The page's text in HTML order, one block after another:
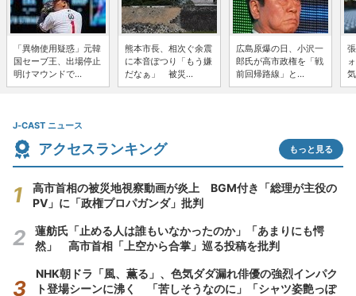
「異物使用疑惑」元韓
国セーブ王、出場停止
明けマウンドで...
熊本市長、相次ぐ余震
に本音ぽつり「もう嫌
だなぁ」 被災...
広島原爆の日、小沢一
郎氏が高市政権を「戦
前回帰路線」と...
J-CAST ニュース
アクセスランキング もっと見る
高市首相の被災地視察動画が炎上 BGM付き「総理が主役の
PV」に「政権プロパガンダ」批判
蓮舫氏「止める人は誰もいなかったのか」「あまりにも愕
然」 高市首相「上空から合掌」巡る投稿を批判
NHK朝ドラ「風、薫る」、色気ダダ漏れ俳優の強烈インパク
ト登場シーンに沸く 「苦しそうなのに」「シャツ姿艶っぽ